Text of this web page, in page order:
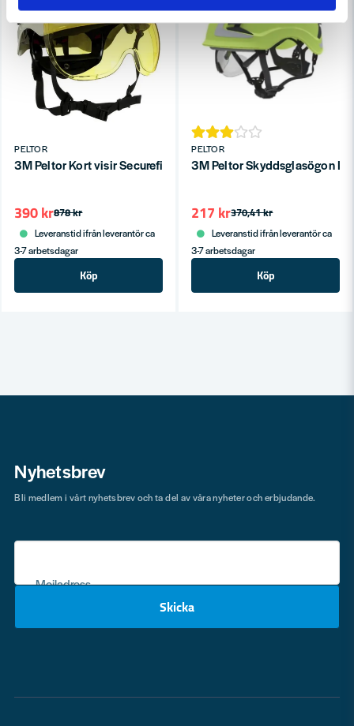
PELTOR
3M Peltor Kort visir Securefit X5SV03-CE Gul (För X5000/
878 kr
390 kr
Leveranstid ifrån leverantör ca
3-7 arbetsdagar
Köp
PELTOR
3M Peltor Skyddsglasögon
370,41 kr
217 kr
Leveranstid ifrån leverantör ca
3-7 arbetsdagar
Köp
Nyhetsbrev
Mejladress
Skicka
Bli medlem i vårt nyhetsbrev och ta del av våra nyheter och erbjudande.